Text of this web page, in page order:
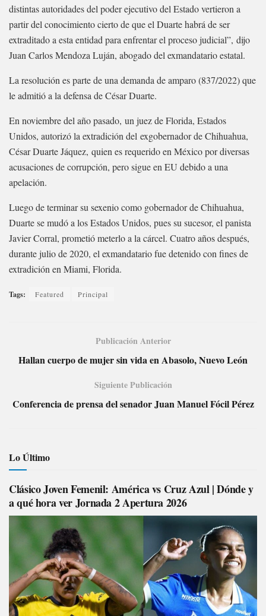
distintas autoridades del poder ejecutivo del Estado vertieron a
partir del conocimiento cierto de que el Duarte habrá de ser
extraditado a esta entidad para enfrentar el proceso judicial”, dijo
Juan Carlos Mendoza Luján, abogado del exmandatario estatal.
La resolución es parte de una demanda de amparo (837/2022) que
le admitió a la defensa de César Duarte.
En noviembre del año pasado, un juez de Florida, Estados
Unidos, autorizó la extradición del exgobernador de Chihuahua,
César Duarte Jáquez, quien es requerido en México por diversas
acusaciones de corrupción, pero sigue en EU debido a una
apelación.
Luego de terminar su sexenio como gobernador de Chihuahua,
Duarte se mudó a los Estados Unidos, pues su sucesor, el panista
Javier Corral, prometió meterlo a la cárcel. Cuatro años después,
durante julio de 2020, el exmandatario fue detenido con fines de
extradición en Miami, Florida.
Tags: Featured Principal
Publicación Anterior
Hallan cuerpo de mujer sin vida en Abasolo, Nuevo León
Siguiente Publicación
Conferencia de prensa del senador Juan Manuel Fócil Pérez
Lo Último
Clásico Joven Femenil: América vs Cruz Azul | Dónde y
a qué hora ver Jornada 2 Apertura 2026